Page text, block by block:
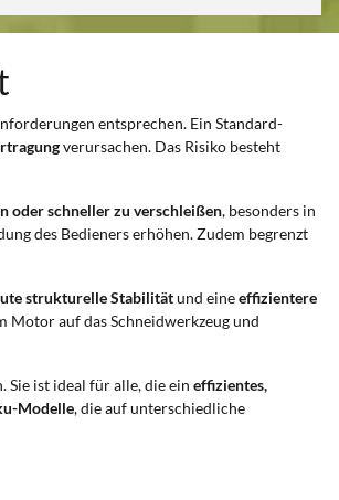
entsprechen. Ein Standard-
verursachen. Das Risiko besteht
oder schneller zu verschleißen, besonders in
des Bedieners erhöhen. Zudem begrenzt
strukturelle Stabilitätund eineeffizientere
Motor auf das Schneidwerkzeug und
Sie ist ideal für alle, die ein effizientes,
Modelle, die auf unterschiedliche